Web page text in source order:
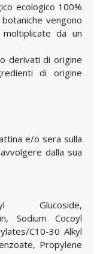
ecologico 100%
vengono
da un
derivati di origine
di origine
e/o sera sulla
dalla sua
Glucoside,
Sodium Cocoyl
C10-30 Alkyl
Propylene